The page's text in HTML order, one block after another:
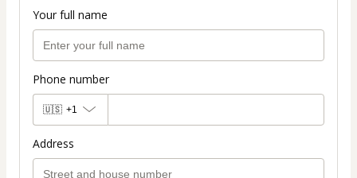
Your full name
Phone number
🇺🇸 +1
Address